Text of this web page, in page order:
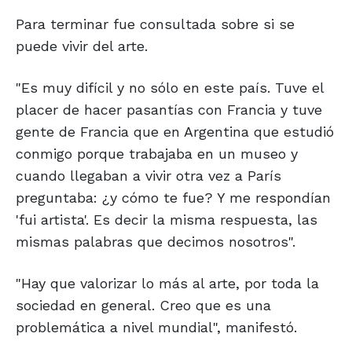
Para terminar fue consultada sobre si se
puede vivir del arte.
"Es muy difícil y no sólo en este país. Tuve el
placer de hacer pasantías con Francia y tuve
gente de Francia que en Argentina que estudió
conmigo porque trabajaba en un museo y
cuando llegaban a vivir otra vez a París
preguntaba: ¿y cómo te fue? Y me respondían
'fui artista'. Es decir la misma respuesta, las
mismas palabras que decimos nosotros".
"Hay que valorizar lo más al arte, por toda la
sociedad en general. Creo que es una
problemática a nivel mundial", manifestó.